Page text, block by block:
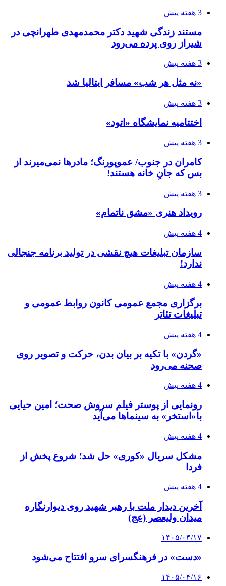
3 هفته پیش
مستند زندگی شهید دکتر محمدمهدی طهرانچی در
شیراز روی پرده می‌رود
3 هفته پیش
«نه مثل هر شب» مسافر ایتالیا شد
3 هفته پیش
اختتامیه نمایشگاه «اتود»
3 هفته پیش
کامران در جنوب/ عموپورنگ؛ مادرها نمی‌میرند از
بس که جانِ خانه هستند!
3 هفته پیش
رویداد هنری «مشق ناتمام»
4 هفته پیش
سازمان تبلیغات هیچ نقشی در تولید برنامه جنجالی
ندارد!
4 هفته پیش
برگزاری مجمع عمومی کانون روابط عمومی و
تبلیغات تئاتر
4 هفته پیش
«گردن» با تکیه بر بیان بدن، حرکت و تصویر روی
صحنه می‌رود
4 هفته پیش
رونمایی از پوستر فیلم سروش صحت؛ امین حیایی
با«استخر» به سینماها می‌آید
4 هفته پیش
مشکل سریال «کوری» حل شد؛ شروع پخش از
فردا
4 هفته پیش
آخرین دیدار ملت با رهبر شهید روی دیوارنگاره
میدان ولیعصر (عج)
۱۴۰۵/۰۴/۱۷
«دست» در فرهنگسرای سرو افتتاح می‌شود
۱۴۰۵/۰۴/۱۶